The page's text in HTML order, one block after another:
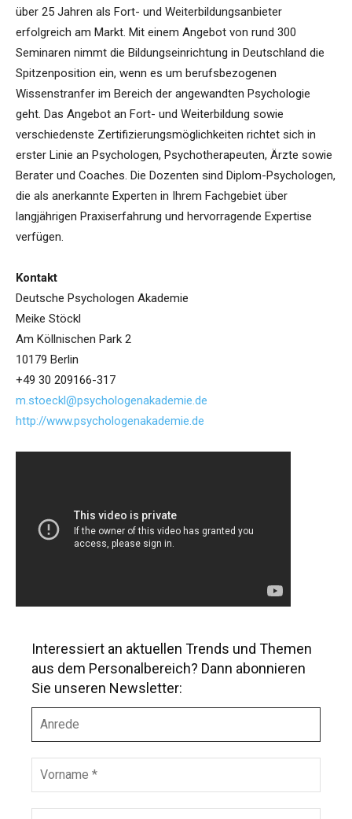
über 25 Jahren als Fort- und Weiterbildungsanbieter
erfolgreich am Markt. Mit einem Angebot von rund 300
Seminaren nimmt die Bildungseinrichtung in Deutschland die
Spitzenposition ein, wenn es um berufsbezogenen
Wissenstranfer im Bereich der angewandten Psychologie
geht. Das Angebot an Fort- und Weiterbildung sowie
verschiedenste Zertifizierungsmöglichkeiten richtet sich in
erster Linie an Psychologen, Psychotherapeuten, Ärzte sowie
Berater und Coaches. Die Dozenten sind Diplom-Psychologen,
die als anerkannte Experten in Ihrem Fachgebiet über
langjährigen Praxiserfahrung und hervorragende Expertise
verfügen.
Kontakt
Deutsche Psychologen Akademie
Meike Stöckl
Am Köllnischen Park 2
10179 Berlin
+49 30 209166-317
m.stoeckl@psychologenakademie.de
http://www.psychologenakademie.de
Interessiert an aktuellen Trends und Themen
aus dem Personalbereich? Dann abonnieren
Sie unseren Newsletter:
r
e
e
r
n